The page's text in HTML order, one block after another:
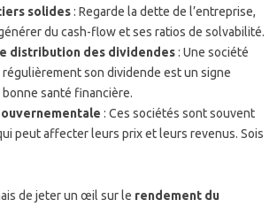
solides: Regarde la dette de l’entreprise,
du cash-flow et ses ratios de solvabilité.
distribution des dividendes: Une société
son dividende est un signe
bonne santé financière.
: Ces sociétés sont souvent
peut affecter leurs prix et leurs revenus. Sois
de jeter un œil sur le rendement du